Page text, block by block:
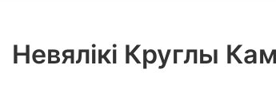
Невялікі Круглы